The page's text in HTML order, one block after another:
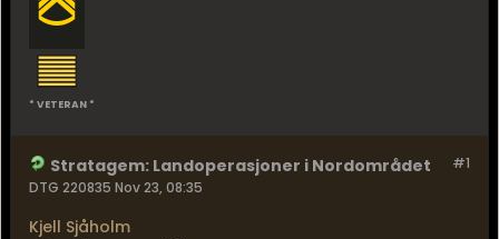
* VETERAN *
#1
Stratagem: Landoperasjoner i Nordområdet
DTG 220835 Nov 23, 08:35
Kjell Sjåholm